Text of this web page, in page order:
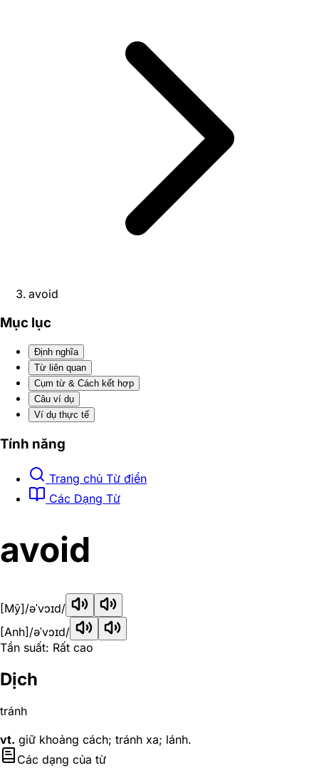
avoid
Mục lục
Định nghĩa
Từ liên quan
Cụm từ & Cách kết hợp
Câu ví dụ
Ví dụ thực tế
Tính năng
Trang chủ Từ điển
Các Dạng Từ
avoid
[Mỹ]/əˈvɔɪd/
[Anh] /əˈvɔɪd/
Tần suất: Rất cao
Dịch
tránh
vt. giữ khoảng cách; tránh xa; lánh.
Các dạng của từ